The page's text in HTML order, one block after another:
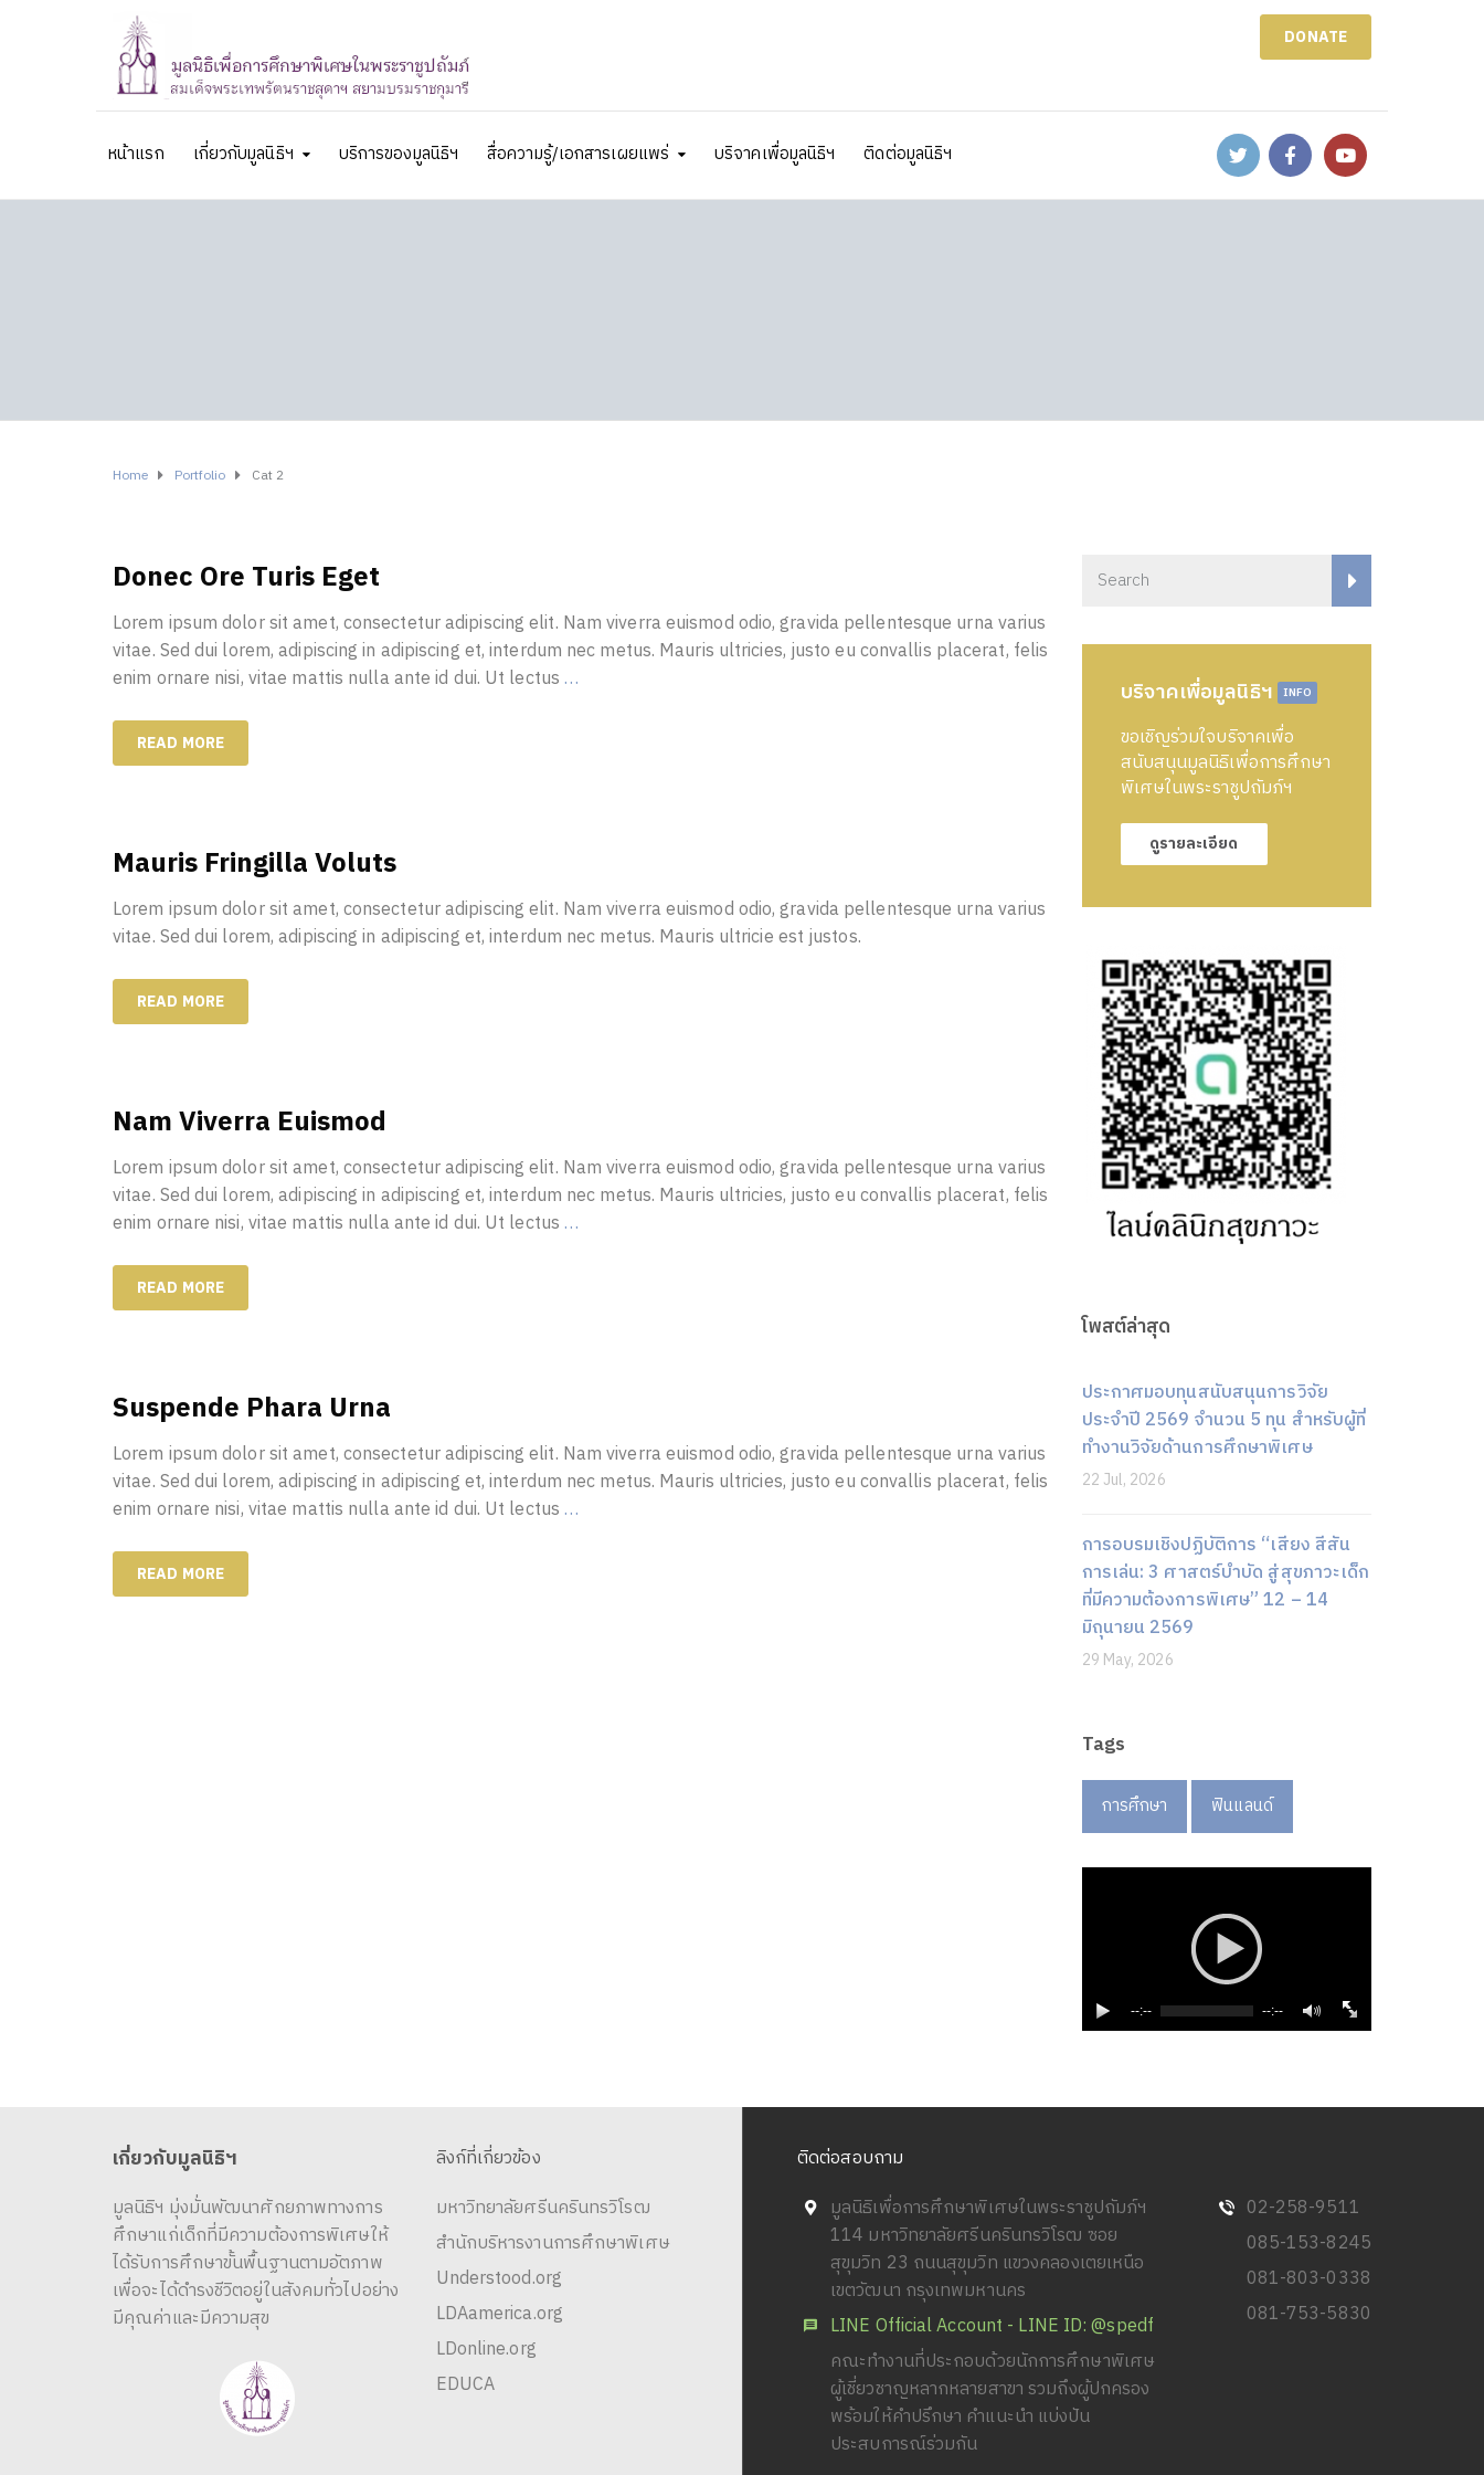
DONATE
หน้าแรก เกี่ยวกับมูลนิธิฯ บริการของมูลนิธิฯ สื่อความรู้/เอกสารเผยแพร่ บริจาคเพื่อมูลนิธิฯ ติดต่อมูลนิธิฯ
Home Portfolio Cat 2
Donec Ore Turis Eget
Lorem ipsum dolor sit amet, consectetur adipiscing elit. Nam viverra euismod odio, gravida pellentesque urna varius
vitae. Sed dui lorem, adipiscing in adipiscing et, interdum nec metus. Mauris ultricies, justo eu convallis placerat, felis
enim ornare nisi, vitae mattis nulla ante id dui. Ut lectus…
READ MORE
Mauris Fringilla Voluts
Lorem ipsum dolor sit amet, consectetur adipiscing elit. Nam viverra euismod odio, gravida pellentesque urna varius
vitae. Sed dui lorem, adipiscing in adipiscing et, interdum nec metus. Mauris ultricie est justos.
READ MORE
Nam Viverra Euismod
Lorem ipsum dolor sit amet, consectetur adipiscing elit. Nam viverra euismod odio, gravida pellentesque urna varius
vitae. Sed dui lorem, adipiscing in adipiscing et, interdum nec metus. Mauris ultricies, justo eu convallis placerat, felis
enim ornare nisi, vitae mattis nulla ante id dui. Ut lectus…
READ MORE
Suspende Phara Urna
Lorem ipsum dolor sit amet, consectetur adipiscing elit. Nam viverra euismod odio, gravida pellentesque urna varius
vitae. Sed dui lorem, adipiscing in adipiscing et, interdum nec metus. Mauris ultricies, justo eu convallis placerat, felis
enim ornare nisi, vitae mattis nulla ante id dui. Ut lectus…
READ MORE
บริจาคเพื่อมูลนิธิฯ INFO
ขอเชิญร่วมใจบริจาคเพื่อ
สนับสนุนมูลนิธิเพื่อการศึกษา
พิเศษในพระราชูปถัมภ์ฯ
ดูรายละเอียด
โพสต์ล่าสุด
ประกาศมอบทุนสนับสนุนการวิจัย
ประจำปี 2569 จำนวน 5 ทุน สำหรับผู้ที่
ทำงานวิจัยด้านการศึกษาพิเศษ
22 Jul, 2026
การอบรมเชิงปฏิบัติการ “เสียง สีสัน
การเล่น: 3 ศาสตร์บำบัด สู่สุขภาวะเด็ก
ที่มีความต้องการพิเศษ” 12 – 14
มิถุนายน 2569
29 May, 2026
Tags
การศึกษา ฟินแลนด์
--:-- --:--
เกี่ยวกับมูลนิธิฯ
มูลนิธิฯ มุ่งมั่นพัฒนาศักยภาพทางการ
ศึกษาแก่เด็กที่มีความต้องการพิเศษให้
ได้รับการศึกษาขั้นพื้นฐานตามอัตภาพ
เพื่อจะได้ดำรงชีวิตอยู่ในสังคมทั่วไปอย่าง
มีคุณค่าและมีความสุข
ลิงก์ที่เกี่ยวข้อง
มหาวิทยาลัยศรีนครินทรวิโรฒ
สำนักบริหารงานการศึกษาพิเศษ
Understood.org
LDAamerica.org
LDonline.org
EDUCA
ติดต่อสอบถาม
มูลนิธิเพื่อการศึกษาพิเศษในพระราชูปถัมภ์ฯ
114 มหาวิทยาลัยศรีนครินทรวิโรฒ ซอย
สุขุมวิท 23 ถนนสุขุมวิท แขวงคลองเตยเหนือ
เขตวัฒนา กรุงเทพมหานคร
LINE Official Account - LINE ID: @spedf
คณะทำงานที่ประกอบด้วยนักการศึกษาพิเศษ
ผู้เชี่ยวชาญหลากหลายสาขา รวมถึงผู้ปกครอง
พร้อมให้คำปรึกษา คำแนะนำ แบ่งปัน
ประสบการณ์ร่วมกัน
02-258-9511
085-153-8245
081-803-0338
081-753-5830